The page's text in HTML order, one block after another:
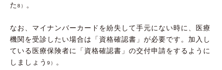
た8） 。
なお、マイナンバーカードを紛失して手元にない時に、医療
機関を受診したい場合は「資格確認書」が必要です。加入し
ている医療保険者に「資格確認書」の交付申請をするように
しましょう 9） 。